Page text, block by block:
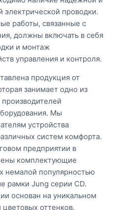
электрической проводки.
работы, связанные с
должны включать в себя
и монтаж
управления и контроля.
продукция от
занимает одно из
Мы
устройства
систем комфорта.
предприятии в
комплектующие
немалой популярностью
рамки Jung серии CD.
основан на уникальном
оттенков.